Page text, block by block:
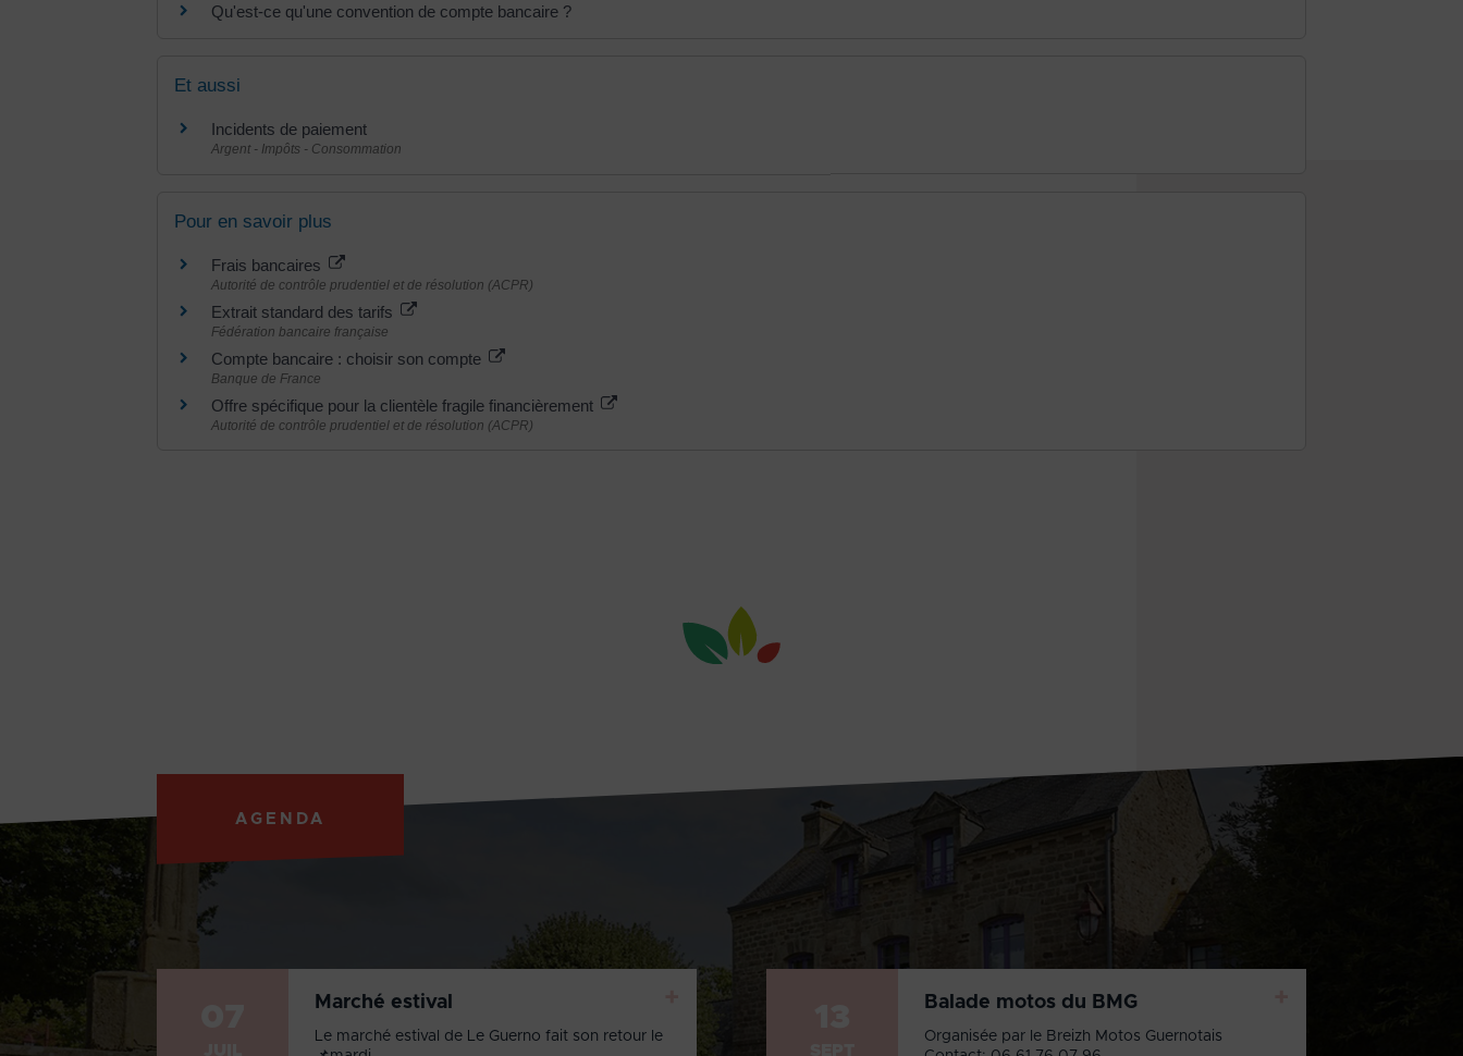
Qu'est-ce qu'une convention de compte bancaire ?
Et aussi
Incidents de paiement
Argent - Impôts - Consommation
Pour en savoir plus
Frais bancaires
Autorité de contrôle prudentiel et de résolution (ACPR)
Extrait standard des tarifs
Fédération bancaire française
Compte bancaire : choisir son compte
Banque de France
Offre spécifique pour la clientèle fragile financièrement
Autorité de contrôle prudentiel et de résolution (ACPR)
AGENDA
Marché estival
Le marché estival de Le Guerno fait son retour le
Balade motos du BMG
Organisée par le Breizh Motos Guernotais